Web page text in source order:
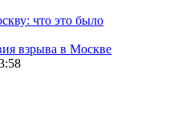
что это было
взрыва в Москве